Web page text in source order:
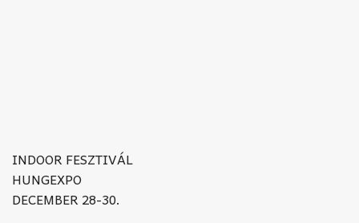
INDOOR FESZTIVÁL
HUNGEXPO
DECEMBER 28-30.